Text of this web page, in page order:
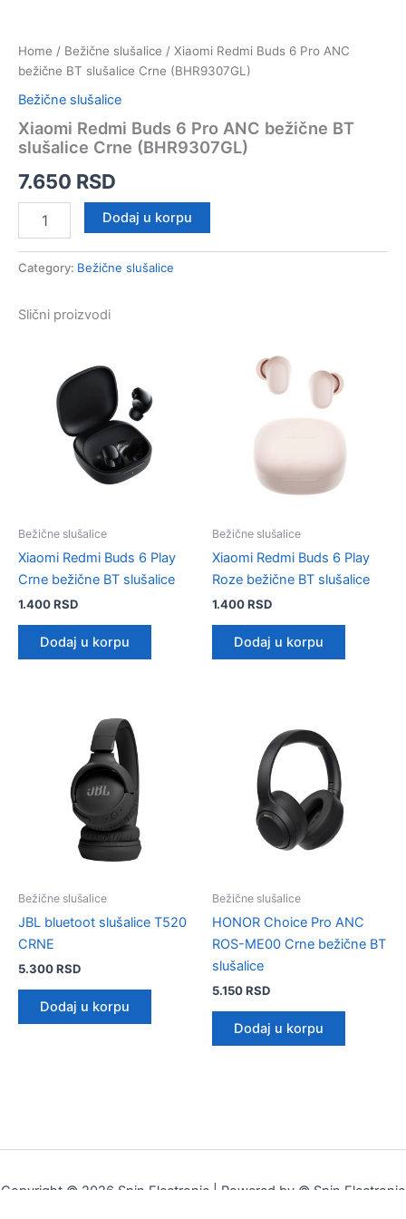
Home / Bežične slušalice / Xiaomi Redmi Buds 6 Pro ANC
bežične BT slušalice Crne (BHR9307GL)
Bežične slušalice
Xiaomi Redmi Buds 6 Pro ANC bežične BT
slušalice Crne (BHR9307GL)
7.650 RSD
Redmi
6
bežične
(BHR9307GL)
quantity
Dodaj u korpu
Category: Bežične slušalice
Slični proizvodi
Bežične slušalice
Xiaomi Redmi Buds 6 Play
Crne bežične BT slušalice
1.400RSD
Dodaj u korpu
Bežične slušalice
Xiaomi Redmi Buds 6 Play
Roze bežične BT slušalice
1.400RSD
Dodaj u korpu
Bežične slušalice
JBL bluetoot slušalice T520
CRNE
5.300RSD
Dodaj u korpu
Bežične slušalice
HONOR Choice Pro ANC
ROS-ME00 Crne bežične BT
slušalice
5.150RSD
Dodaj u korpu
Copyright © 2026 Spin Electronic | Powered by © Spin Electronic